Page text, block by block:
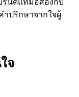
ปรึกษาจากใจผู้
จ